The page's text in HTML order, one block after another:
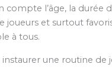
compte l’âge, la durée
joueurs et surtout
à tous.
une routine de